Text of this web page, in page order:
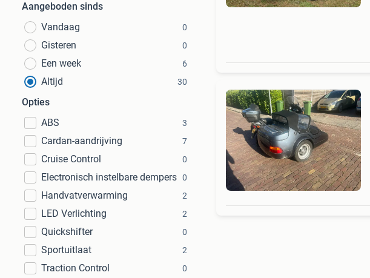
Aangeboden sinds
Vandaag
0
Gisteren 0
Een week 6
Altijd 30
Opties
ABS
3
Cardan-aandrijving 7
Cruise Control 0
Electronisch instelbare dempers 0
Handvatverwarming 2
LED Verlichting 2
Quickshifter 0
Sportuitlaat 2
Traction Control 0